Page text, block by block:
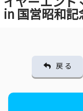
in 国営昭和記
戻 る